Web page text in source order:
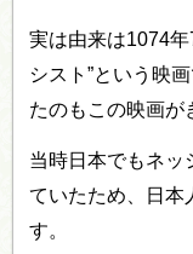
実は由来は1074
シスト”という映
たのもこの映画が
当時日本でもネッ
ていたため、日本
す。